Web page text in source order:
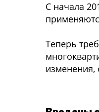
С начала
Теперь